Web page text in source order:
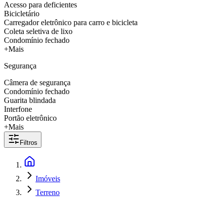
Acesso para deficientes
Bicicletário
Carregador eletrônico para carro e bicicleta
Coleta seletiva de lixo
Condomínio fechado
+Mais
Segurança
Câmera de segurança
Condomínio fechado
Guarita blindada
Interfone
Portão eletrônico
+Mais
Filtros
Imóveis
Terreno